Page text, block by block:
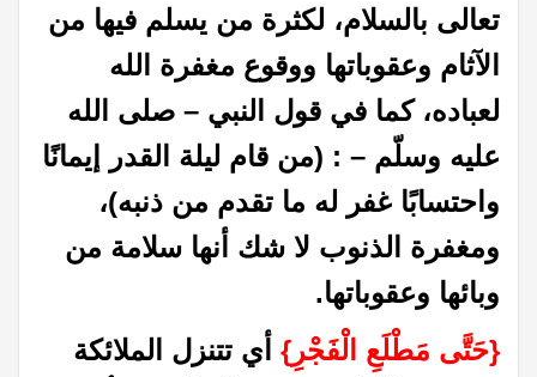
تعالى بالسلام، لكثرة من يسلم فيها من
الآثام وعقوباتها ووقوع مغفرة الله
لعباده، كما في قول النبي – صلى الله
عليه وسلّم – ‏:‏ ‏(‏من قام ليلة القدر إيمانًا
واحتسابًا غفر له ما تقدم من ذنبه‏)‏،
ومغفرة الذنوب لا شك أنها سلامة من
وبائها وعقوباتها‏.‏
{‏حَتَّى مَطْلَعِ الْفَجْرِ‏} ‏ أي تتنزل الملائكة